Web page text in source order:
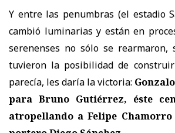
Y entre las penumbras (el estadio
cambió luminarias y están en
serenenses no sólo se rearmaron,
tuvieron la posibilidad de
parecía, les daría la victoria:
para Bruno Gutiérrez, éste
atropellando a Felipe